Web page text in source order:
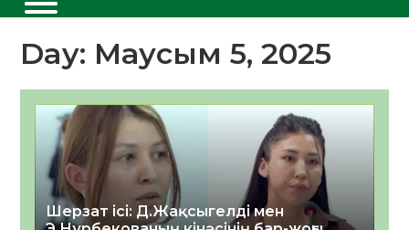
Day: Маусым 5, 2025
Шерзат ісі: Д.Жақсыгелді мен